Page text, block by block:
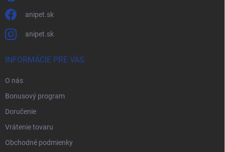
anipet.sk
anipet.sk
INFORMÁCIE PRE VÁS
O nás
Bonusový program
Doručenie
Vrátenie tovaru
Obchodné podmienky